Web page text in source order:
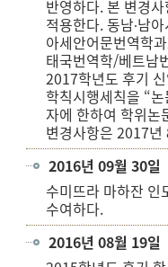
반영하다. 본 변경
적용한다. 동남∙남
아세안어문번역학
태국번역학/베트남
2017학년도 후기
학칙시행세칙을 “
자에 한하여 학위논
변경사항은 2017
2016년 09월 30일
수미뜨라 마하잔 인
수여하다.
2016년 08월 19일